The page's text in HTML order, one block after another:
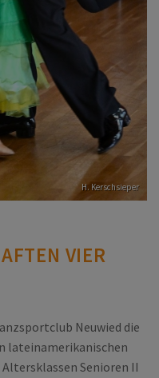
H. Kerschsieper
VIER
Neuwied die
lateinamerikanischen
Senioren II